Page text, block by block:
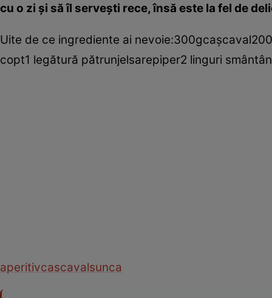
cu o zi şi să îl serveşti rece, însă este la fel de
Uite de ce ingrediente ai
copt1 legătură pătrunjelsarepiper2 linguri
aperitivcascavalsunca